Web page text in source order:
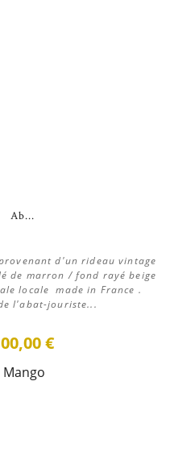
Ab...
d'un rideau vintage
de marron / fond rayé beige
locale made in France .
l'abat-jouriste...
€